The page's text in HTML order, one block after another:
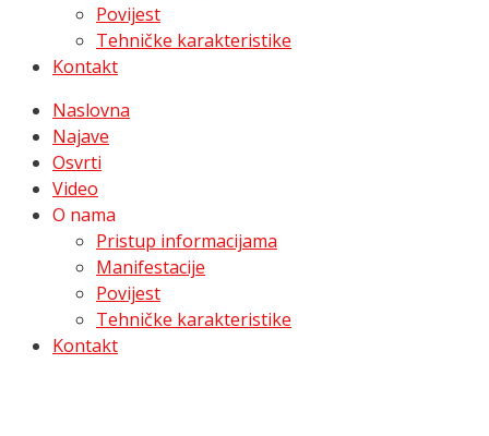
Povijest
Tehničke karakteristike
Kontakt
Naslovna
Najave
Osvrti
Video
O nama
Pristup informacijama
Manifestacije
Povijest
Tehničke karakteristike
Kontakt